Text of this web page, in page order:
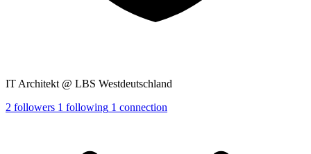
IT Architekt @ LBS Westdeutschland
2 followers 1 following 1 connection